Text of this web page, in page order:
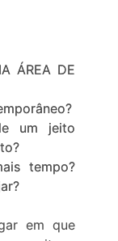
ÁREA DE
um jeito
tempo?
em que